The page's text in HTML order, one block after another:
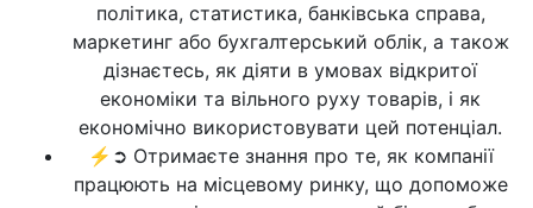
політика, статистика, банківська справа,
маркетинг або бухгалтерський облік, а також
дізнаєтесь, як діяти в умовах відкритої
економіки та вільного руху товарів, і як
економічно використовувати цей потенціал.
⚡➲ Отримаєте знання про те, як компанії
працюють на місцевому ринку, що допоможе